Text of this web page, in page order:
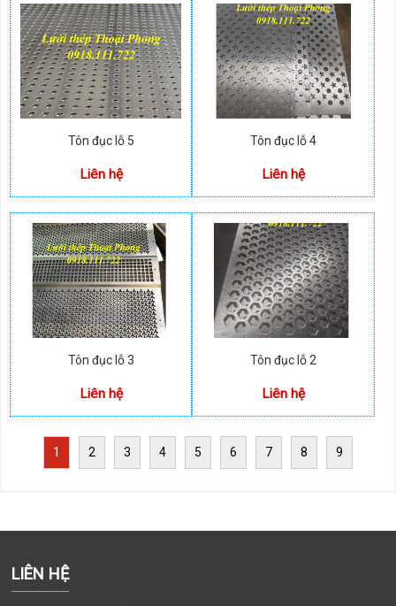
Tôn đục lỗ 5
Liên hệ
Tôn đục lỗ 4
Liên hệ
Tôn đục lỗ 3
Liên hệ
Tôn đục lỗ 2
Liên hệ
1 2 3 4 5 6 7 8 9
LIÊN HỆ